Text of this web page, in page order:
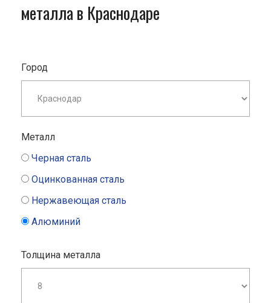
металла в Краснодаре
Город
Металл
Черная сталь
Оцинкованная сталь
Нержавеющая сталь
Алюминий
Толщина металла